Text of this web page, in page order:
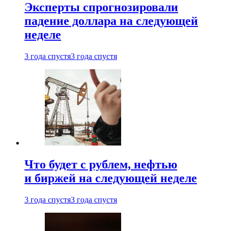
Эксперты спрогнозировали
падение доллара на следующей
неделе
3 года спустя3 года спустя
Что будет с рублем, нефтью
и биржей на следующей неделе
3 года спустя3 года спустя